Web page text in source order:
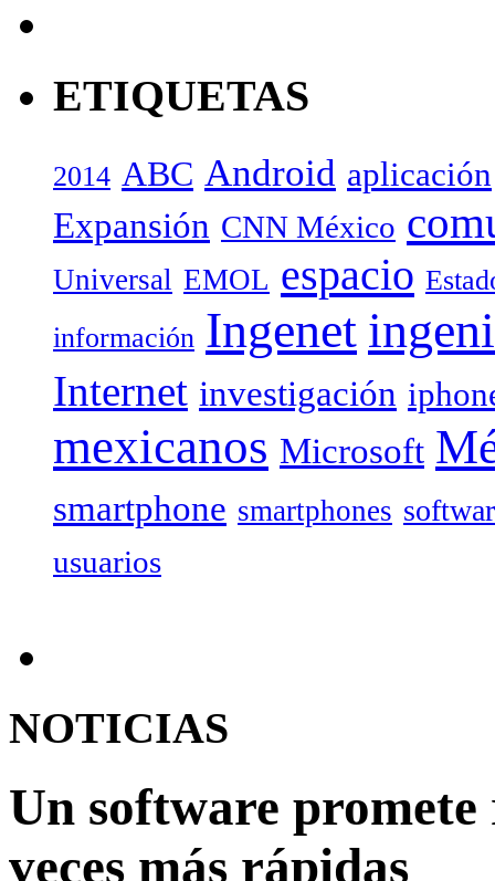
ETIQUETAS
2014 ABC Android aplicación
Expansión CNN México
Universal EMOL espacio
información Ingenet
Internet investigación
mexicanos Microsoft
smartphone smartphones
usuarios
NOTICIAS
Un software
veces más rápidas